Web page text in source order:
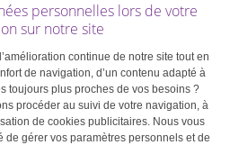
personnelles lors de votre
sur notre site
continue de notre site tout en
de navigation, d’un contenu adapté à
toujours plus proches de vos besoins ?
procéder au suivi de votre navigation, à
de cookies publicitaires. Nous vous
de gérer vos paramètres personnels et de